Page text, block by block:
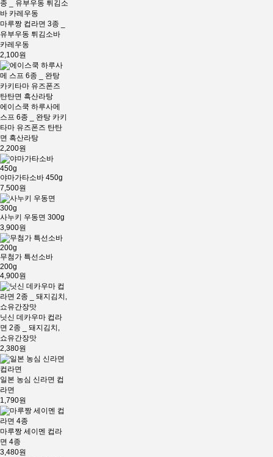
마루짱 컵라면 3종 _
유부우동 튀김소바
카레우동
2,100원
에이스쿡 하루사메
스프 6종 _ 완탕 카키
타마 유즈폰즈 탄탄
면 흑산라탕
2,200원
야마가타소바 450g
7,500원
사누키 우동면 300g
3,900원
무첨가 특선소바
200g
4,900원
닛신 데카우마 컵라
면 2종 _ 돼지김치,
쇼유간장맛
2,380원
일본 농심 신라면 컵
라면
1,790원
마루짱 세이멘 컵라
면 4종
3,480원